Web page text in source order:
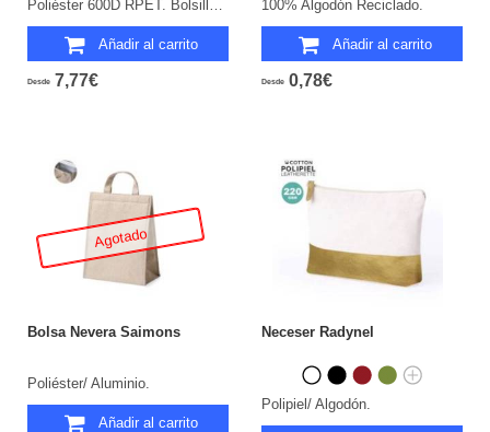
Poliéster 600D RPET. Bolsillo Acolchado para Portátil. Parte Trasera y Cintas Acolchadas.
Añadir al carrito
Desde 7,77€
100% Algodón Reciclado.
Añadir al carrito
Desde 0,78€
Agotado
Bolsa Nevera Saimons
Poliéster/ Aluminio.
Añadir al carrito
Neceser Radynel
Polipiel/ Algodón.